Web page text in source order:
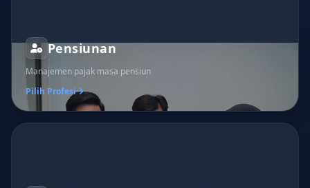
Pensiunan
Manajemen pajak masa pensiun
Pilih Profesi